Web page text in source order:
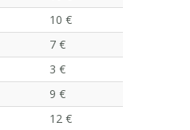
10 €
7 €
3 €
9 €
12 €